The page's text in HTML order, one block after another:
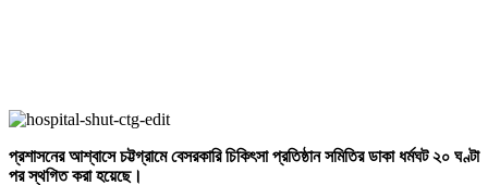
প্রশাসনের আশ্বাসে চট্টগ্রামে বেসরকারি চিকিৎসা প্রতিষ্ঠান সমিতির ডাকা ধর্মঘট ২০ ঘণ্টা
পর স্থগিত করা হয়েছে।